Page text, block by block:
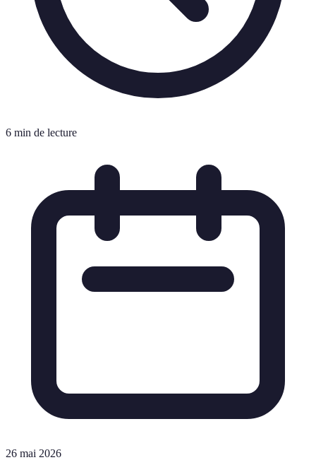
6 min de lecture
26 mai 2026